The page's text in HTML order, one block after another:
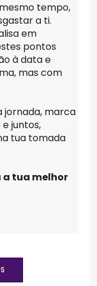
tempo,
a ti.
em
pontos
à data e
mas com
jornada, marca
juntos,
tua tomada
a tua melhor